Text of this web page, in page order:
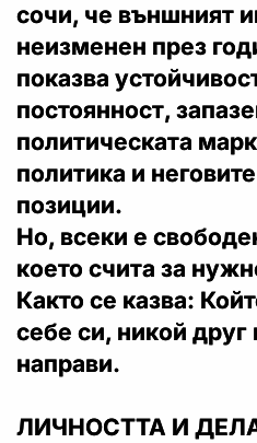
сочи, че външният
неизменен през
показва
постоянност,
политическата
политика и
позиции.
Но, всеки е
което счита за
Както се казва:
себе си, никой
направи.
ЛИЧНОСТТА И